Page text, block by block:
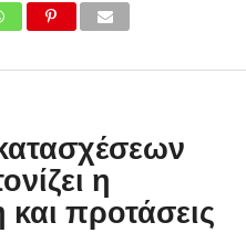
η
προτάσεις